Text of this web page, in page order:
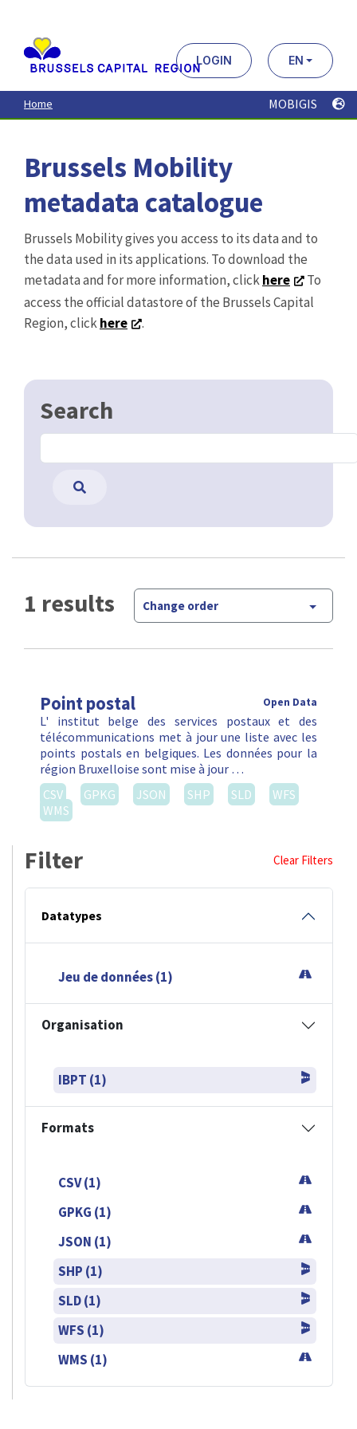
contenu
principal
LOGIN EN
Home MOBIGIS
Brussels Mobility
metadata catalogue
Brussels Mobility gives you access to its data and to
the data used in its applications. To download the
metadata and for more information, clickhere
To
access the official datastore of the Brussels Capital
Region, clickhere .
Search
1 results Change order
Point postal Open Data
L' institut belge des services postaux et des
télécommunications met à jour une liste avec les
points postals en belgiques. Les données pour la
région Bruxelloise sont mise à jour …
CSV
GPKG JSON SHP SLD
WFS
WMS
Filter Clear Filters
Datatypes
Jeu de données (1)
Organisation
IBPT (1)
Formats
CSV (1)
GPKG (1)
JSON (1)
SHP (1)
SLD (1)
WFS (1)
WMS (1)